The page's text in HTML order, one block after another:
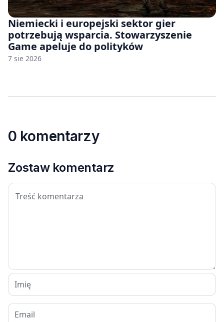
Niemiecki i europejski sektor gier
potrzebują wsparcia. Stowarzyszenie
Game apeluje do polityków
7 sie 2026
0 komentarzy
Zostaw komentarz